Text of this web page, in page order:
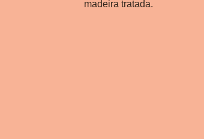
madeira tratada.